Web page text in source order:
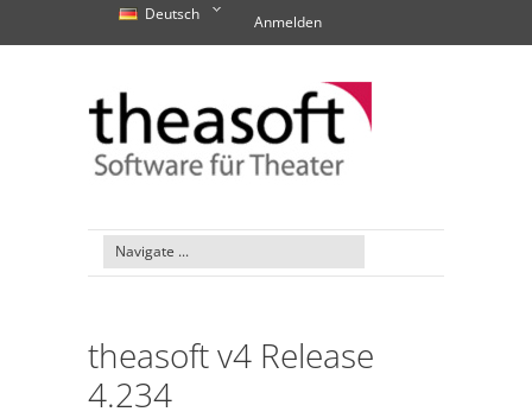
Deutsch Anmelden
theasoft v4 Release
4.234